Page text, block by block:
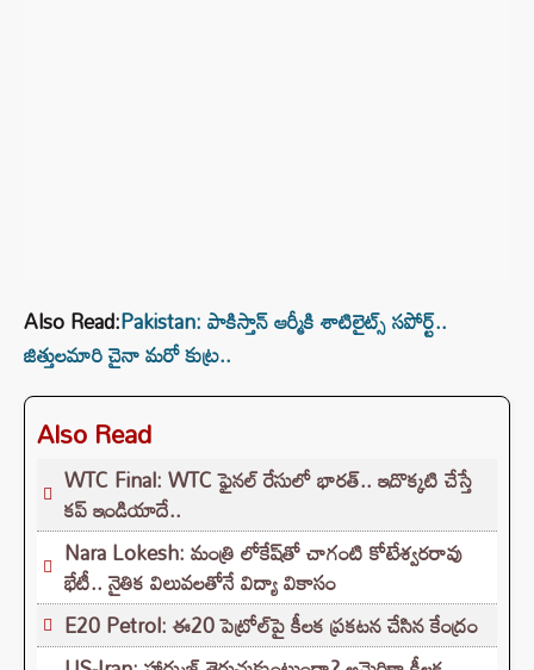
Also Read:Pakistan: పాకిస్తాన్‌ ఆర్మీకి శాటిలైట్స్ సపోర్ట్..
జిత్తులమారి చైనా మరో కుట్ర..
Also Read
WTC Final: WTC ఫైనల్ రేసులో భారత్.. ఇదొక్కటి చేస్తే
కప్ ఇండియాదే..
Nara Lokesh: మంత్రి లోకేష్‌తో చాగంటి కోటేశ్వరరావు
భేటీ.. నైతిక విలువలతోనే విద్యా వికాసం
E20 Petrol: ఈ20 పెట్రోల్‌పై కీలక ప్రకటన చేసిన కేంద్రం